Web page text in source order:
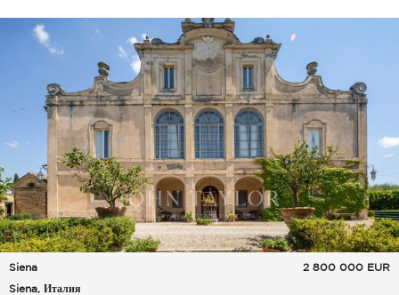
Siena
Siena, Италия
2 800 000 EUR